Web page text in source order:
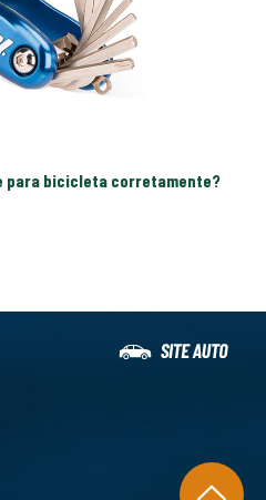
para bicicleta corretamente?